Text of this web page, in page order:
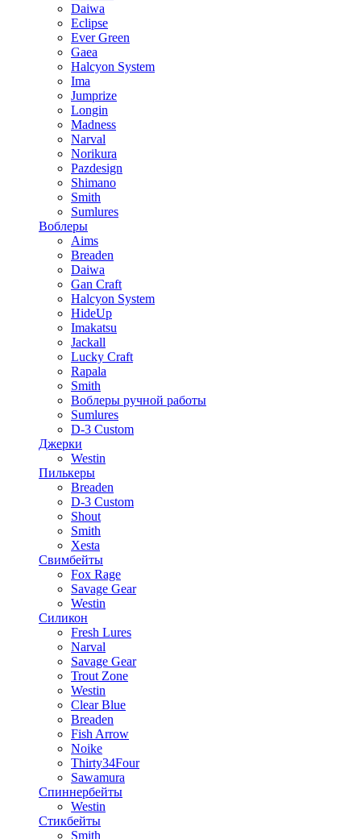
Daiwa
Eclipse
Ever Green
Gaea
Halcyon System
Ima
Jumprize
Longin
Madness
Narval
Norikura
Pazdesign
Shimano
Smith
Sumlures
Воблеры
Aims
Breaden
Daiwa
Gan Craft
Halcyon System
HideUp
Imakatsu
Jackall
Lucky Craft
Rapala
Smith
Воблеры ручной работы
Sumlures
D-3 Custom
Джерки
Westin
Пилькеры
Breaden
D-3 Custom
Shout
Smith
Xesta
Свимбейты
Fox Rage
Savage Gear
Westin
Силикон
Fresh Lures
Narval
Savage Gear
Trout Zone
Westin
Clear Blue
Breaden
Fish Arrow
Noike
Thirty34Four
Sawamura
Спиннербейты
Westin
Стикбейты
Smith